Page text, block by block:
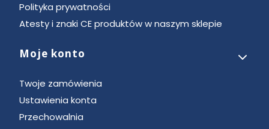
Polityka prywatności
Atesty i znaki CE produktów w naszym sklepie
Moje konto
Twoje zamówienia
Ustawienia konta
Przechowalnia